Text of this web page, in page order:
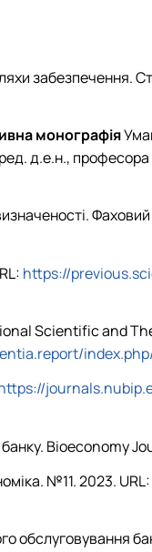
забезпечення.C
монографія
д.е.н.,
https://
Scientific
Bioeconomy
№11. 2023. URL: